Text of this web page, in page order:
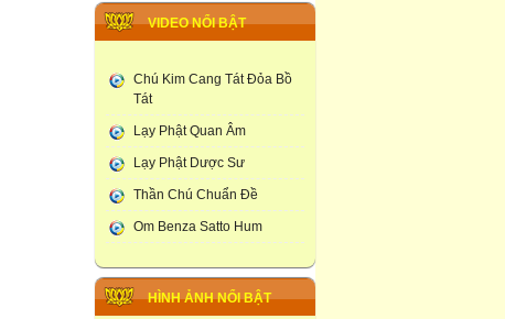
Hưng Yên
Tây Du Ký Dưới Góc
Truyền Thống Phật
Giao
Học Viện Phật Giao
larung ga
Thạt Luống -Tháp Của
Chùa Phúc Lương :
Tổ Chức Lễ Khai Đàn
VIDEO NỔI BẬT
Chú Kim Cang Tát Đỏa Bồ
Tát
Lạy Phật Quan Âm
Lạy Phật Dược Sư
Thần Chú Chuẩn Đề
Om Benza Satto Hum
HÌNH ẢNH NỔI BẬT